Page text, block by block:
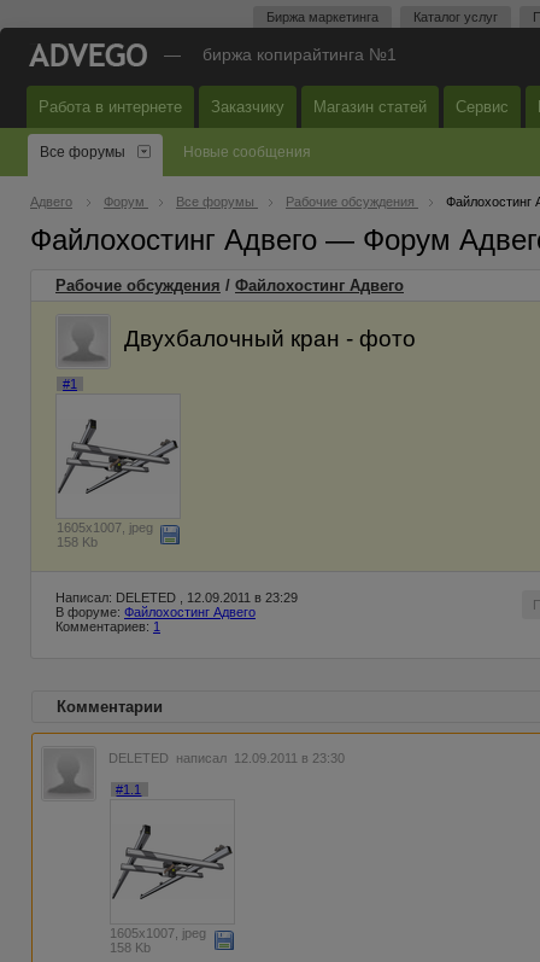
Биржа маркетинга Каталог услуг
— биржа копирайтинга №1
Работа в интернете Заказчику Магазин статей Сервис
Все форумы Новые сообщения
Адвего Форум Все форумы Рабочие обсуждения Файлохостинг
Файлохостинг Адвего — Форум
Рабочие обсуждения / Файлохостинг Адвего
Двухбалочный кран - фото
#1
1605x1007, jpeg
158 Kb
Написал: DELETED , 12.09.2011 в 23:29
В форуме: Файлохостинг Адвего
Комментариев: 1
Комментарии
DELETED написал 12.09.2011 в 23:30
#1.1
1605x1007, jpeg
158 Kb